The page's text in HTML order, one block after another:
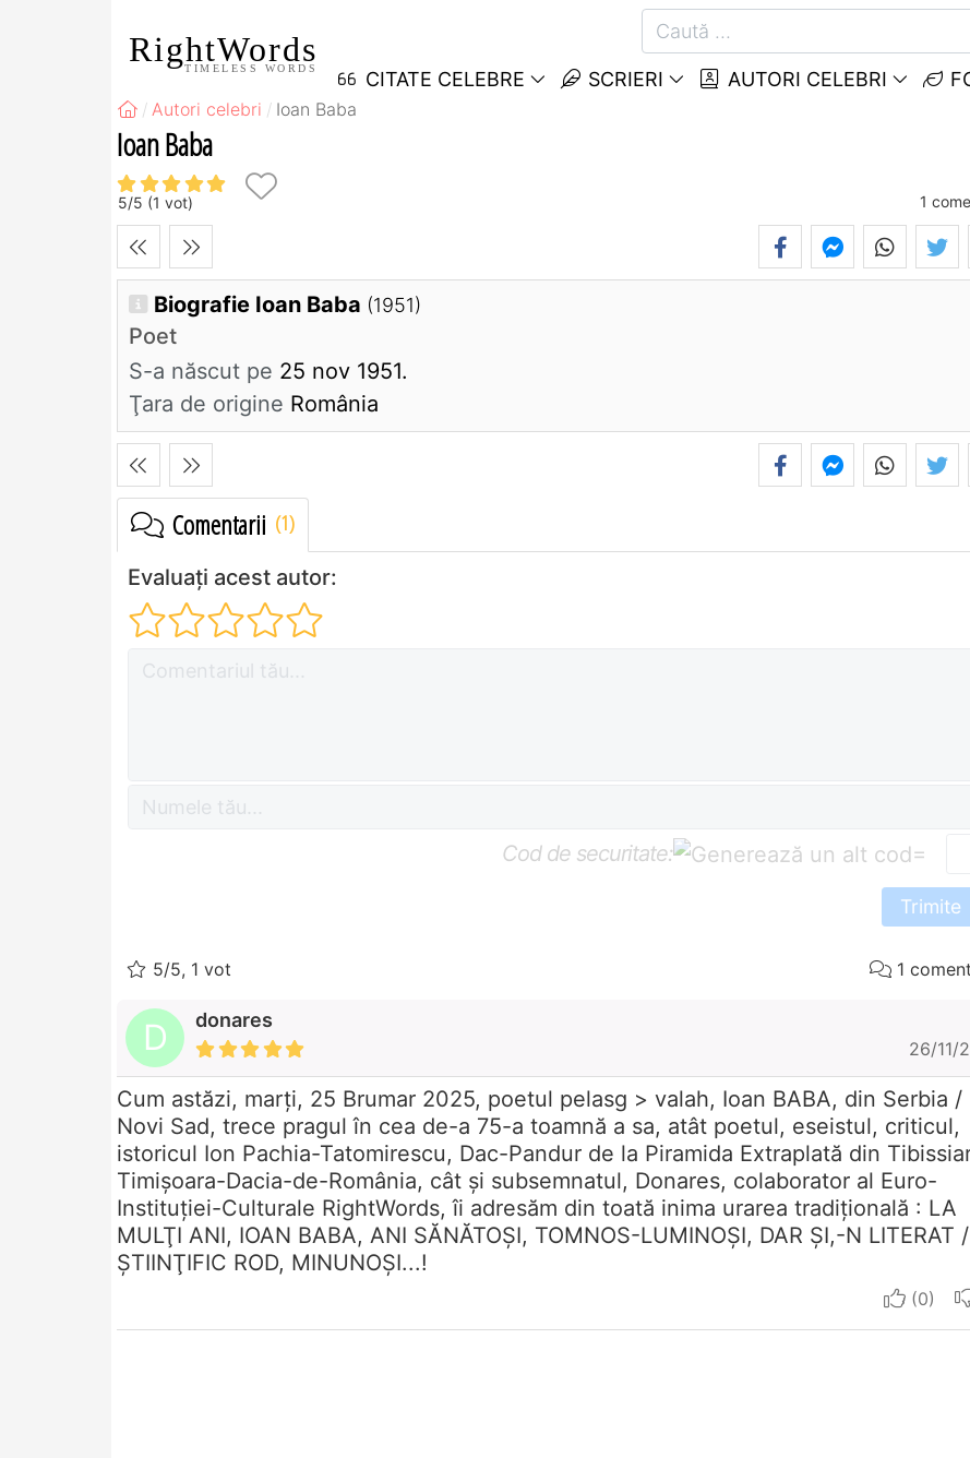
RightWords
TIMELESS WORDS CITATE CELEBRE SCRIERI AUTORI CELEBRI
Autori celebri Ioan Baba
Ioan Baba
5/5 (1 vot) 1
Biografie Ioan Baba (1951)
Poet
S-a născut pe 25 nov 1951.
Ţara de origine România
Comentarii
Evaluați acest autor:
Cod de securitate: =
Trimite
5/5, 1 vot 1
D donares
26/11/
Cum astăzi, marţi, 25 Brumar 2025, poetul pelasg > valah, Ioan BABA, din Serbia /
Novi Sad, trece pragul în cea de-a 75-a toamnă a sa, atât poetul, eseistul, criticul,
istoricul Ion Pachia-Tatomirescu, Dac-Pandur de la Piramida Extraplată din
Timişoara-Dacia-de-România, cât şi subsemnatul, Donares, colaborator al Euro-
Instituţiei-Culturale RightWords, îi adresăm din toată inima urarea tradiţională : LA
MULŢI ANI, IOAN BABA, ANI SĂNĂTOŞI, TOMNOS-LUMINOŞI, DAR ŞI,-N LITERAT /
ŞTIINŢIFIC ROD, MINUNOŞI...!
I